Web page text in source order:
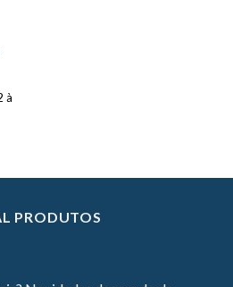
à
PRODUTOS